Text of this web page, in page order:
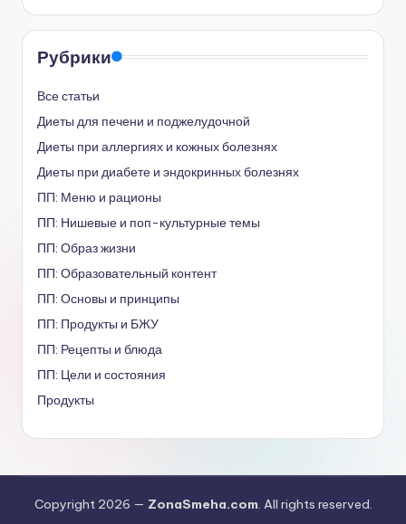
Рубрики
Все статьи
Диеты для печени и поджелудочной
Диеты при аллергиях и кожных болезнях
Диеты при диабете и эндокринных болезнях
ПП: Меню и рационы
ПП: Нишевые и поп-культурные темы
ПП: Образ жизни
ПП: Образовательный контент
ПП: Основы и принципы
ПП: Продукты и БЖУ
ПП: Рецепты и блюда
ПП: Цели и состояния
Продукты
Copyright 2026 — ZonaSmeha.com. All rights reserved.